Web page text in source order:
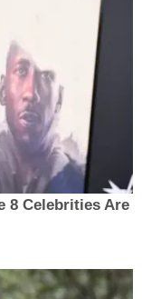
8 Celebrities Are